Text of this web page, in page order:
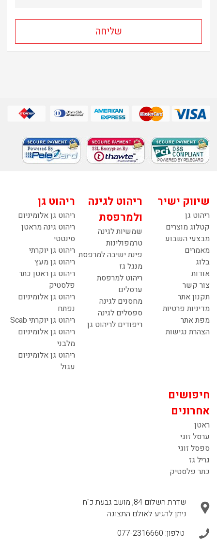
שיווק ישיר
ריהוט גן
קטלוג מוצרים
מבצעי השבוע
מאמרים
בלוג
אודות
צור קשר
תקנון אתר
מדיניות פרטיות
מפת אתר
הצהרת נגישות
ריהוט לגינה
ולמרפסת
שמשיות לגינה
טרמפולינות
פינת ישיבה למרפסת
מנגל גז
ריהוט למרפסת
ערסלים
מחסנים לגינה
ספסלים לגינה
ריפודים לריהוט גן
ריהוט גן
ריהוט גן אלומיניום
ריהוט גינה מראטן
סינטטי
ריהוט גן יוקרתי
ריהוט גן מעץ
ריהוט גן ראטן כתר
פלסטיק
ריהוט גן אלומיניום
נפתח
ריהוט גן יוקרתי Scab
ריהוט גן אלומיניום
מלבני
ריהוט גן אלומיניום
עגול
חיפושים
אחרונים
ראטן
ערסל זוגי
ספסל זוגי
גריל גז
כתר פלסטיק
שדרת השלום 84, מושב גבעת כ"ח
ניתן להגיע לאולם התצוגה
טלפון: 077-2316660